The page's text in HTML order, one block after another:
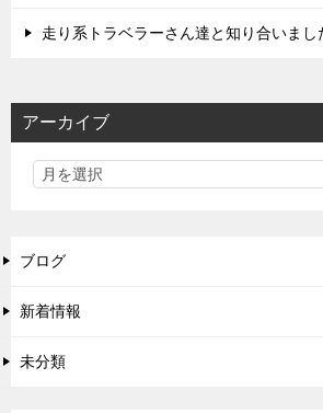
走り系トラベラーさん達と知り合いまし
アーカイブ
ブログ
新着情報
未分類